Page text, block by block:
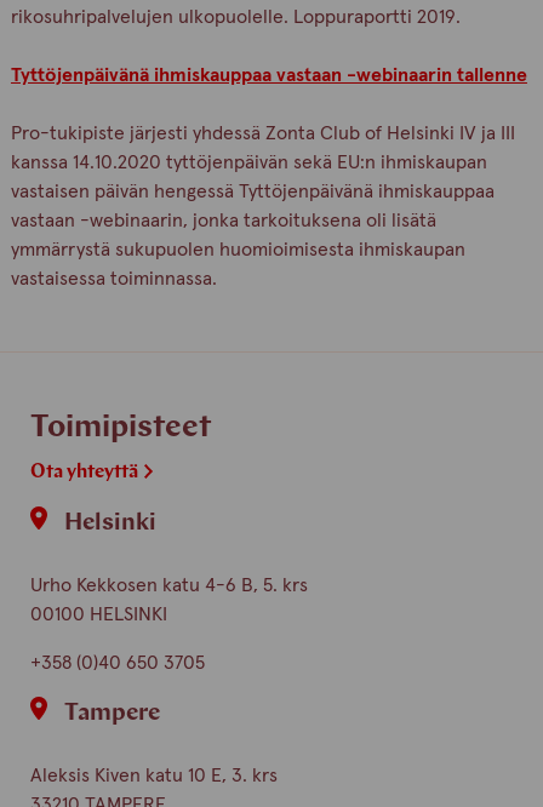
rikosuhripalvelujen ulkopuolelle. Loppuraportti 2019.
Tyttöjenpäivänä ihmiskauppaa vastaan -webinaarin tallenne
Pro-tukipiste järjesti yhdessä Zonta Club of Helsinki IV ja III
kanssa 14.10.2020 tyttöjenpäivän sekä EU:n ihmiskaupan
vastaisen päivän hengessä Tyttöjenpäivänä ihmiskauppaa
vastaan -webinaarin, jonka tarkoituksena oli lisätä
ymmärrystä sukupuolen huomioimisesta ihmiskaupan
vastaisessa toiminnassa.
Toimipisteet
Ota yhteyttä
Helsinki
Urho Kekkosen katu 4-6 B, 5. krs
00100 HELSINKI
+358 (0)40 650 3705
Tampere
Aleksis Kiven katu 10 E, 3. krs